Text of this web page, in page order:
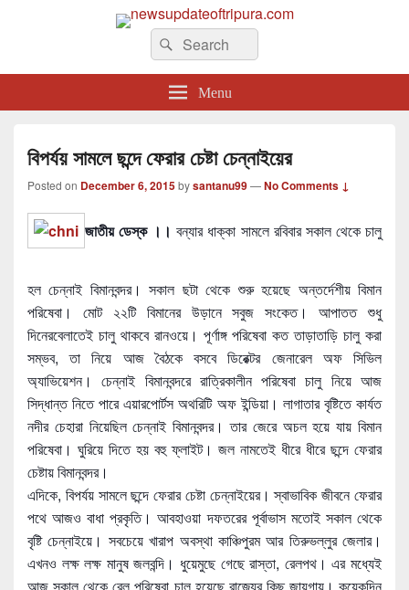
newsupdateoftripura.com
The one & only exceptional Bengali Version online news & infotainment portal
in Tripura.
Search
for:
Search
Menu
বিপর্যয় সামলে ছন্দে ফেরার চেষ্টা চেন্নাইয়ের
Posted on December 6, 2015bysantanu99—No Comments ↓
জাতীয় ডেস্ক ।। বন্যার ধাক্কা সামলে রবিবার সকাল থেকে চালু
হল চেন্নাই বিমানবন্দর। সকাল ছটা থেকে শুরু হয়েছে অন্তর্দেশীয় বিমান
পরিষেবা। মোট ২২টি বিমানের উড়ানে সবুজ সংকেত। আপাতত শুধু
দিনেরবেলাতেই চালু থাকবে রানওয়ে। পূর্ণাঙ্গ পরিষেবা কত তাড়াতাড়ি চালু করা
সম্ভব, তা নিয়ে আজ বৈঠকে বসবে ডিরেক্টর জেনারেল অফ সিভিল
অ্যাভিয়েশন। চেন্নাই বিমানবন্দরে রাত্রিকালীন পরিষেবা চালু নিয়ে আজ
সিদ্ধান্ত নিতে পারে এয়ারপোর্টস অথরিটি অফ ইন্ডিয়া। লাগাতার বৃষ্টিতে কার্যত
নদীর চেহারা নিয়েছিল চেন্নাই বিমানবন্দর। তার জেরে অচল হয়ে যায় বিমান
পরিষেবা। ঘুরিয়ে দিতে হয় বহু ফ্লাইট। জল নামতেই ধীরে ধীরে ছন্দে ফেরার
চেষ্টায় বিমানবন্দর।
এদিকে, বিপর্যয় সামলে ছন্দে ফেরার চেষ্টা চেন্নাইয়ের। স্বাভাবিক জীবনে ফেরার
পথে আজও বাধা প্রকৃতি। আবহাওয়া দফতরের পূর্বাভাস মতোই সকাল থেকে
বৃষ্টি চেন্নাইয়ে। সবচেয়ে খারাপ অবস্থা কাঞ্চিপুরম আর তিরুভল্লুর জেলার।
এখনও লক্ষ লক্ষ মানুষ জলবন্দি। ধুয়েমুছে গেছে রাস্তা, রেলপথ। এর মধ্যেই